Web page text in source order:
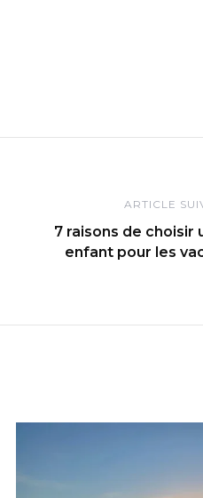
ARTICLE
7 raisons de choisir
enfant pour les